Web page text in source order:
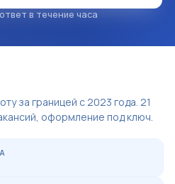
в течение часа
за границей с 2023 года. 21
оформление под ключ.